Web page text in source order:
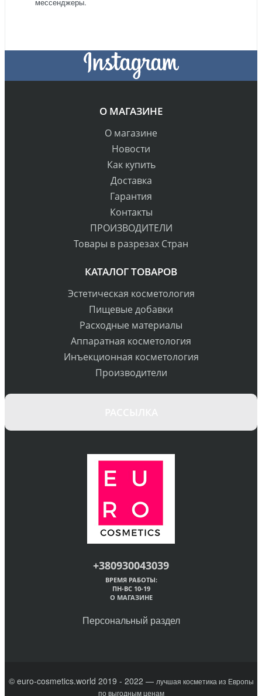
О МАГАЗИНЕ
О магазине
Новости
Как купить
Доставка
Гарантия
Контакты
ПРОИЗВОДИТЕЛИ
Товары в разрезах Стран
КАТАЛОГ ТОВАРОВ
Эстетическая косметология
Пищевые добавки
Расходные материалы
Аппаратная косметология
Инъекционная косметология
Производители
+380930043039
ВРЕМЯ РАБОТЫ:
ПН-ВС 10-19
О МАГАЗИНЕ
Персональный раздел
© euro-cosmetics.world 2019 - 2022 — лучшая косметика из Европы
по выгодным ценам